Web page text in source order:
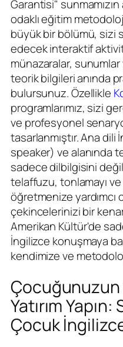
Garantisi"
odaklı eğitim
büyük bir bölümü, sizi
edecek interaktif
münazaralar, sunumlar
teorik bilgileri anında
bulursunuz. Özellikle
programlarımız, sizi
ve profesyonel
tasarlanmıştır. Ana
speaker) ve alanında
sadece dilbilgisini
telaffuzu, tonlamayı
öğretmenize yardımcı
çekincelerinizi bir
Amerikan Kültür'de
İngilizce konuşmaya
kendimize ve
Yatırım
Çocuk